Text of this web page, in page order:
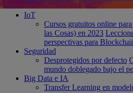
IoT
Cursos gratuitos online
las Cosas) en 2023
perspectivas para
Seguridad
Desprotegidos por defecto
mundo doblegado bajo el
Big Data e IA
Transfer Learning en